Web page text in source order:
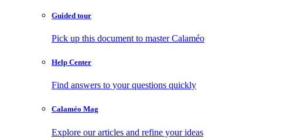
Guided tour
Pick up this document to master Calaméo
Help Center
Find answers to your questions quickly
Calaméo Mag
Explore our articles and refine your ideas